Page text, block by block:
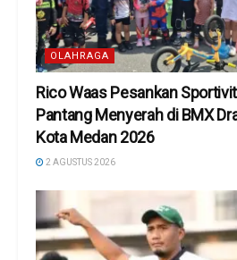
OLAHRAGA
Rico Waas Pesankan
Pantang Menyerah di BMX
Kota Medan 2026
2 AGUSTUS 2026